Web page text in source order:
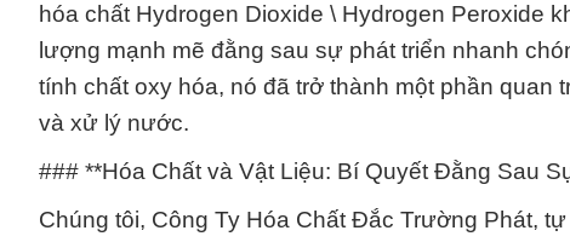
hóa chất Hydrogen Dioxide \ Hydrogen Peroxide
lượng mạnh mẽ đằng sau sự phát triển nhanh
tính chất oxy hóa, nó đã trở thành một phần quan
và xử lý nước.
### **Hóa Chất và Vật Liệu: Bí Quyết Đằng Sau
Chúng tôi, Công Ty Hóa Chất Đắc Trường Phát,